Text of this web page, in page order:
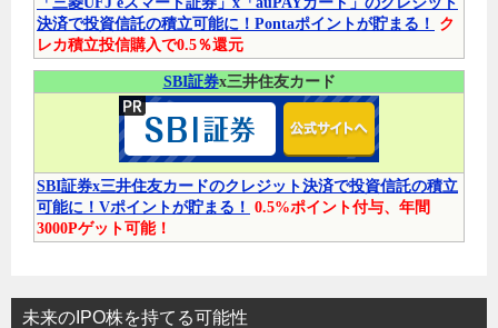
決済で投資信託の積立可能に！Pontaポイントが貯まる！
ク
レカ積立投信購入で0.5％還元
SBI証券x三井住友カード
SBI証券x三井住友カードのクレジット決済で投資信託の積立
可能に！Vポイントが貯まる！ 0.5%ポイント付与、年間
3000Pゲット可能！
未来のIPO株を持てる可能性